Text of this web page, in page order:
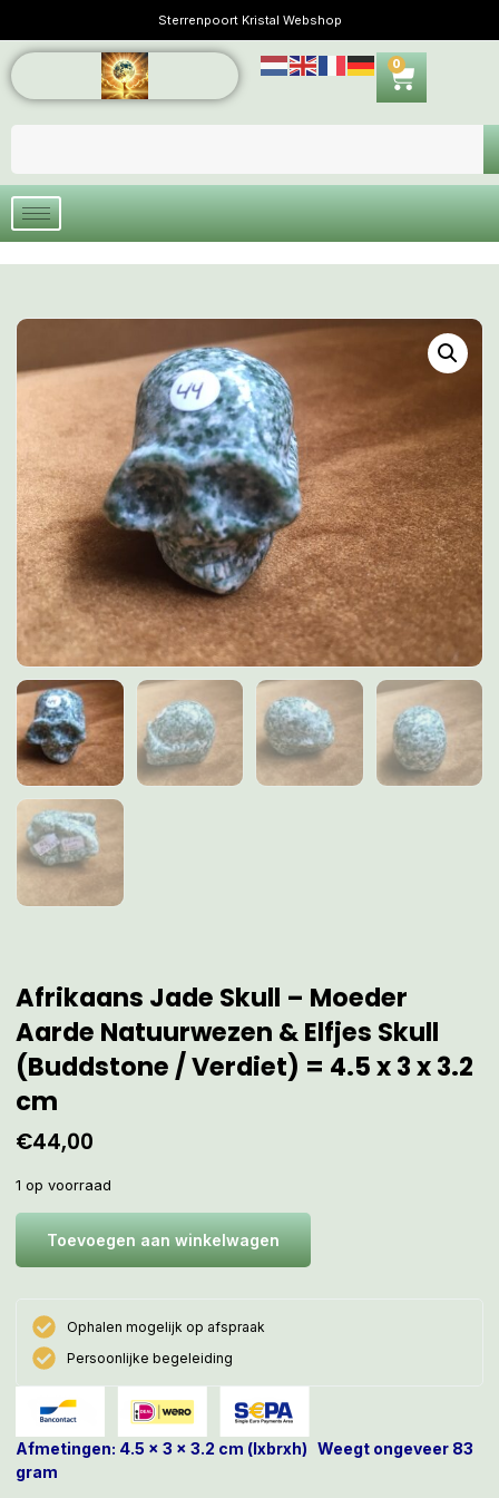
Sterrenpoort Kristal Webshop
0
Afrikaans Jade Skull – Moeder
Aarde Natuurwezen & Elfjes Skull
(Buddstone / Verdiet) = 4.5 x 3 x 3.2
cm
€44,00
1 op voorraad
Toevoegen aan winkelwagen
Ophalen mogelijk op afspraak
Persoonlijke begeleiding
Afmetingen: 4.5 x 3 x 3.2 cm (lxbrxh) Weegt ongeveer 83
gram